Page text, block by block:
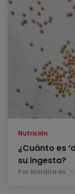
Nutrición
¿Cuánto es
su ingesta?
Por Maldita.es